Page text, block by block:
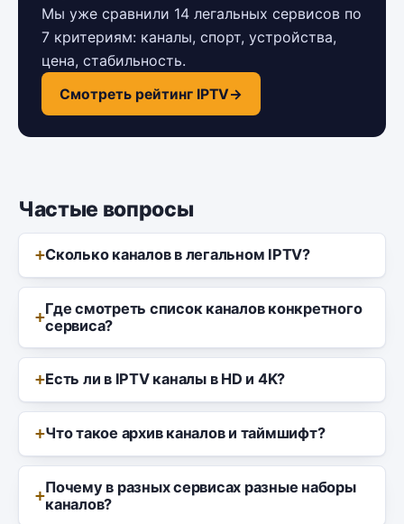
Мы уже сравнили 14 легальных сервисов по
7 критериям: каналы, спорт, устройства,
цена, стабильность.
Смотреть рейтинг IPTV→
Частые вопросы
Сколько каналов в легальном IPTV?
Где смотреть список каналов конкретного
сервиса?
Есть ли в IPTV каналы в HD и 4K?
Что такое архив каналов и таймшифт?
Почему в разных сервисах разные наборы
каналов?